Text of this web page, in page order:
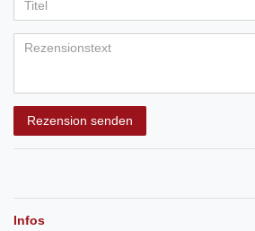
Rezension senden
Infos